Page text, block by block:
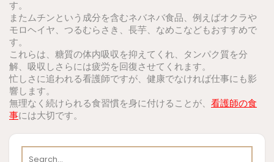
す。
またムチンという成分を含むネバネバ食品、例えばオクラや
モロヘイヤ、つるむらさき、長芋、なめこなどもおすすめで
す。
これらは、糖質の体内吸収を抑えてくれ、タンパク質を分
解、吸収しさらには疲労を回復させてくれます。
忙しさに追われる看護師ですが、健康でなければ仕事にも影
響します。
無理なく続けられる食習慣を身に付けることが、 看護師の食
事には大切です。